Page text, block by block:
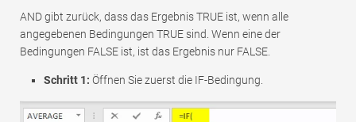
AND gibt zurück, dass das Ergebnis TRUE ist, wenn alle
angegebenen Bedingungen TRUE sind. Wenn eine der
Bedingungen FALSE ist, ist das Ergebnis nur FALSE.
Schritt 1: Öffnen Sie zuerst die IF-Bedingung.